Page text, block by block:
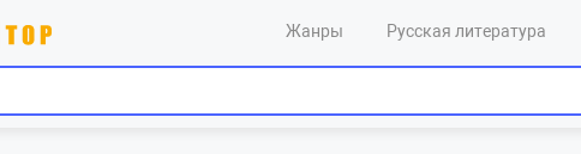
Жанры Русская литература